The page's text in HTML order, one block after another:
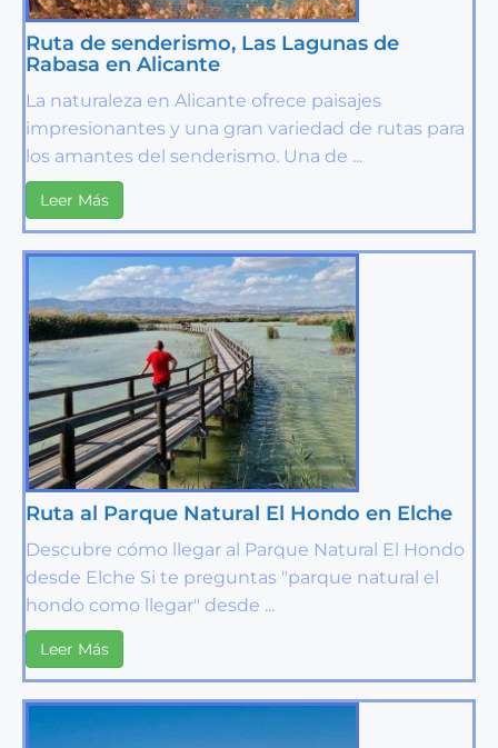
Ruta de senderismo, Las Lagunas de
Rabasa en Alicante
La naturaleza en Alicante ofrece paisajes
impresionantes y una gran variedad de rutas para
los amantes del senderismo. Una de ...
Leer Más
Ruta al Parque Natural El Hondo en Elche
Descubre cómo llegar al Parque Natural El Hondo
desde Elche Si te preguntas "parque natural el
hondo como llegar" desde ...
Leer Más